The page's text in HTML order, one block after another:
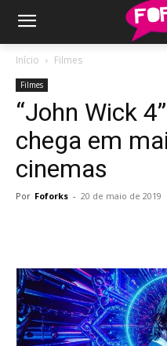
Início Filmes
Filmes
“John Wick
chega em
cinemas
Por Foforks - 20 de maio de 2019